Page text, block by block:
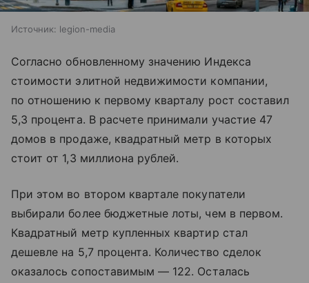
Источник: legion-media
Согласно обновленному значению Индекса
стоимости элитной недвижимости компании,
по отношению к первому кварталу рост составил
5,3 процента. В расчете принимали участие 47
домов в продаже, квадратный метр в которых
стоит от 1,3 миллиона рублей.
При этом во втором квартале покупатели
выбирали более бюджетные лоты, чем в первом.
Квадратный метр купленных квартир стал
дешевле на 5,7 процента. Количество сделок
оказалось сопоставимым — 122. Осталась